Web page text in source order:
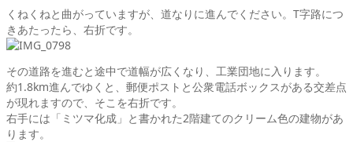
くねくねと曲がっていますが、道なりに進んでください。T字路につ
きあたったら、右折です。
その道路を進むと途中で道幅が広くなり、工業団地に入ります。
約1.8km進んでゆくと、 郵便ポスト と公衆電話ボックスがある交差点
が現れますので、 そこを右折です。
右手には「ミツマ化成」と書かれた2階建てのクリーム色の建物があ
ります。